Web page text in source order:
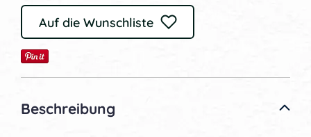
Auf die Wunschliste
Beschreibung